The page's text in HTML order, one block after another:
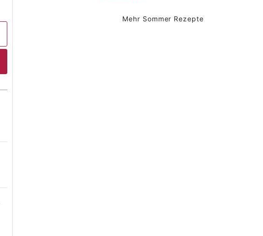
Mehr Sommer Rezepte